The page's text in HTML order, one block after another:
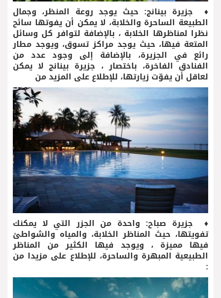
♦ جزيرة بينانج: حيث يوجد روعة المنظر، وجمال
الطبيعة الساحرة والخلابة، لا يمكن أن يفوتها سائح
نظرا لمناظرها الخلابة ، بالإضافة لتوافر كل وسائل
المتعة فيها، حيث يوجد مراكز تسوق، ويوجد مطار
رائع في الجزيرة، بالإضافة إلى وجود عدد من
الفنادق الفاخرة، باختصار ، جزيرة بينانج لا يمكن
لعاقل أن يفوّت زيارتها، للإطلاع على المزيد من
♦ جزيرة صباح: واحدة من الجزر التي لا يمكنك
تفويتها، حيث المناظر الخلابة، والمياه والشواطئ
فيها مميزة ، ويوجد فيها الكثير من المناظر
الطبيعية المبهرة والساحرة، للإطلاع على مزيدا من
: